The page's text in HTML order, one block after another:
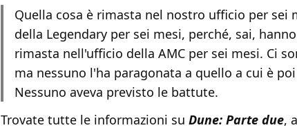
Quella cosa è rimasta nel nostro ufficio per sei
della Legendary per sei mesi, perché, sai,
rimasta nell'ufficio della AMC per sei mesi. Ci
ma nessuno l'ha paragonata a quello a cui è
Nessuno aveva previsto le battute.
Trovate tutte le informazioni su Dune: Parte due,